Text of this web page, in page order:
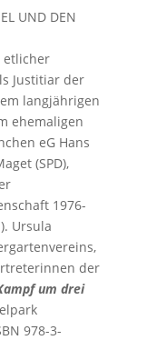
etlicher
Justitiar der
langjährigen
ehemaligen
eG Hans
(SPD),
1976-
Ursula
der
um drei
978-3-